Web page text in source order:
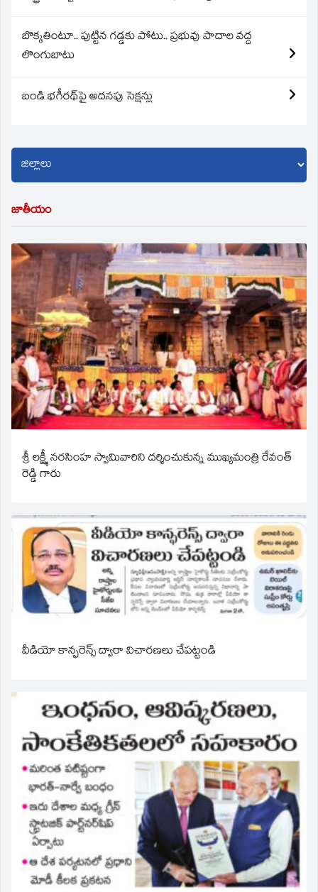
బొక్కతింటూ.. పుట్టిన గడ్డకు పోటు.. ప్రభువు పాదాల వద్ద
లొంగుబాటు
బండి భగీరథ్‌పై అదనపు సెక్షన్లు
జాతీయం
శ్రీ లక్ష్మీ నరసింహ స్వామివారిని దర్శించుకున్న ముఖ్యమంత్రి రేవంత్
రెడ్డి గారు
వీడియో కాన్ఫరెన్స్ ద్వారా విచారణలు చేపట్టండి